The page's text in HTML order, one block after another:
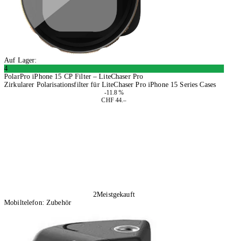
Auf Lager:
4
PolarPro iPhone 15 CP Filter – LiteChaser Pro
Zirkularer Polarisationsfilter für LiteChaser Pro iPhone 15 Series Cases
-11.8 %
CHF 44.–
2Meistgekauft
Mobiltelefon: Zubehör